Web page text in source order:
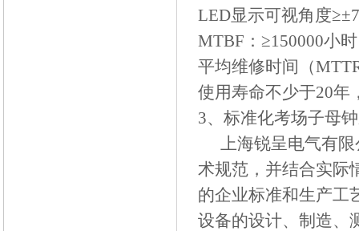
LED显示可视角度≥±
MTBF ： ≥150000小时
平均维修时间（
使用寿命不少于20年
3、标准化考场子母
上海锐呈电气有
术规范，并结合实际
的企业标准和生产工
设备的设计、制造、